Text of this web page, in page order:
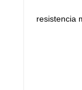
resistencia